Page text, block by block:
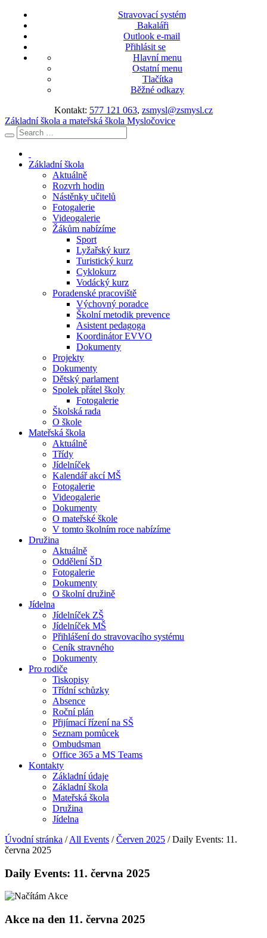
Stravovací systém
Bakaláři
Outlook e-mail
Přihlásit se
Hlavní menu
Ostatní menu
Tlačítka
Běžné odkazy
Kontakt: 577 121 063, zsmysl@zsmysl.cz
Základní škola a mateřská škola Mysločovice
Základní škola
Aktuálně
Rozvrh hodin
Nástěnky učitelů
Fotogalerie
Videogalerie
Žákům nabízíme
Sport
Lyžařský kurz
Turistický kurz
Cyklokurz
Vodácký kurz
Poradenské pracoviště
Výchovný poradce
Školní metodik prevence
Asistent pedagoga
Koordinátor EVVO
Dokumenty
Projekty
Dokumenty
Dětský parlament
Spolek přátel školy
Fotogalerie
Školská rada
O škole
Mateřská škola
Aktuálně
Třídy
Jídelníček
Kalendář akcí MŠ
Fotogalerie
Videogalerie
Dokumenty
O mateřské škole
V tomto školním roce nabízíme
Družina
Aktuálně
Oddělení ŠD
Fotogalerie
Dokumenty
O školní družině
Jídelna
Jídelníček ZŠ
Jídelníček MŠ
Přihlášení do stravovacího systému
Ceník stravného
Dokumenty
Pro rodiče
Tiskopisy
Třídní schůzky
Absence
Roční plán
Přijímací řízení na SŠ
Seznam pomůcek
Ombudsman
Office 365 a MS Teams
Kontakty
Základní údaje
Základní škola
Mateřská škola
Družina
Jídelna
Úvodní stránka /All Events /Červen 2025 /Daily Events: 11.
června 2025
Daily Events: 11. června 2025
Akce na den 11. června 2025